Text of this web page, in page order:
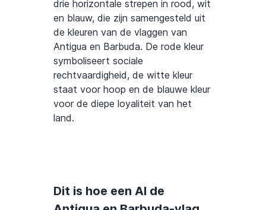
drie horizontale strepen in rood, wit
en blauw, die zijn samengesteld uit
de kleuren van de vlaggen van
Antigua en Barbuda. De rode kleur
symboliseert sociale
rechtvaardigheid, de witte kleur
staat voor hoop en de blauwe kleur
voor de diepe loyaliteit van het
land.
Dit is hoe een AI de